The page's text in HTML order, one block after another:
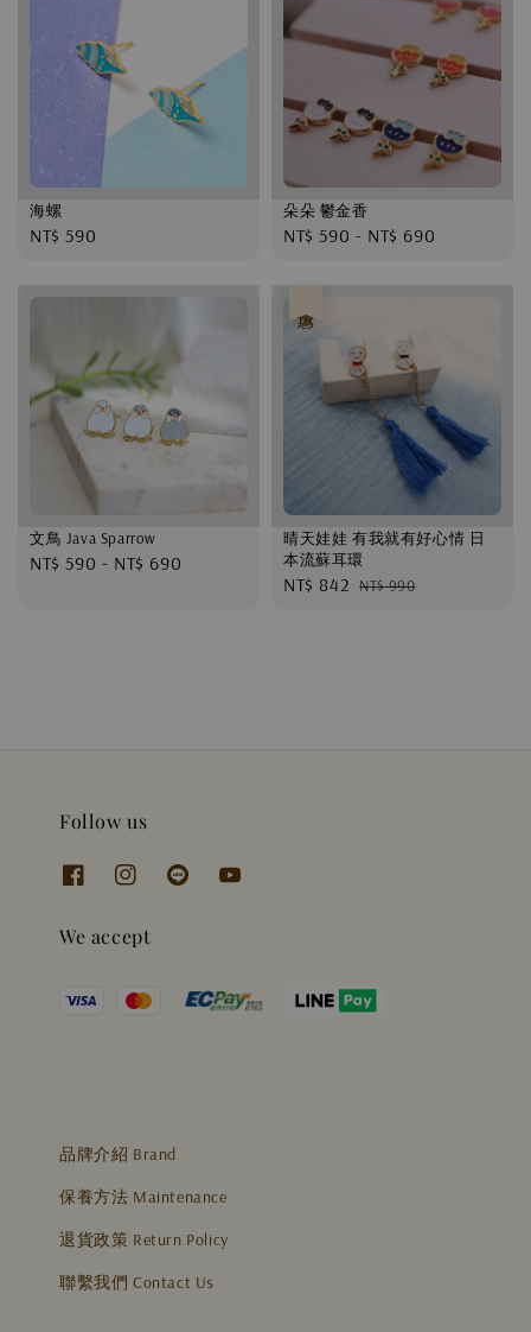
海螺
Regular
NT$ 590
朵朵 鬱金香
Regular
NT$ 590 - NT$ 690
文鳥 Java Sparrow
Regular
NT$ 590 - NT$ 690
晴天娃娃 有我就有好心情 日
本流蘇耳環
Sale
NT$ 842 Regular
NT$ 990
Follow us
We accept
品牌介紹 Brand
保養方法 Maintenance
退貨政策 Return Policy
聯繫我們 Contact Us